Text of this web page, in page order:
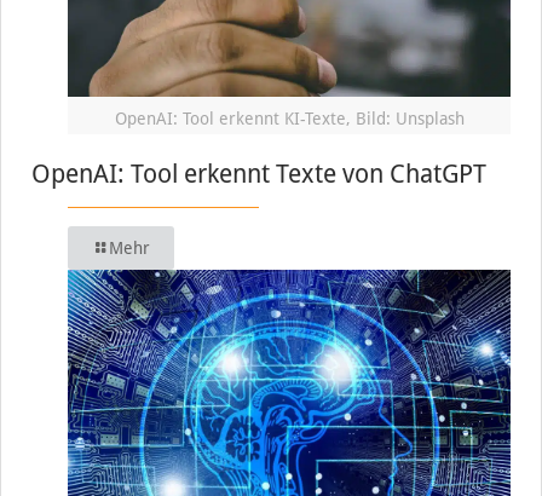
OpenAI: Tool erkennt KI-Texte, Bild: Unsplash
OpenAI: Tool erkennt Texte von ChatGPT
Mehr